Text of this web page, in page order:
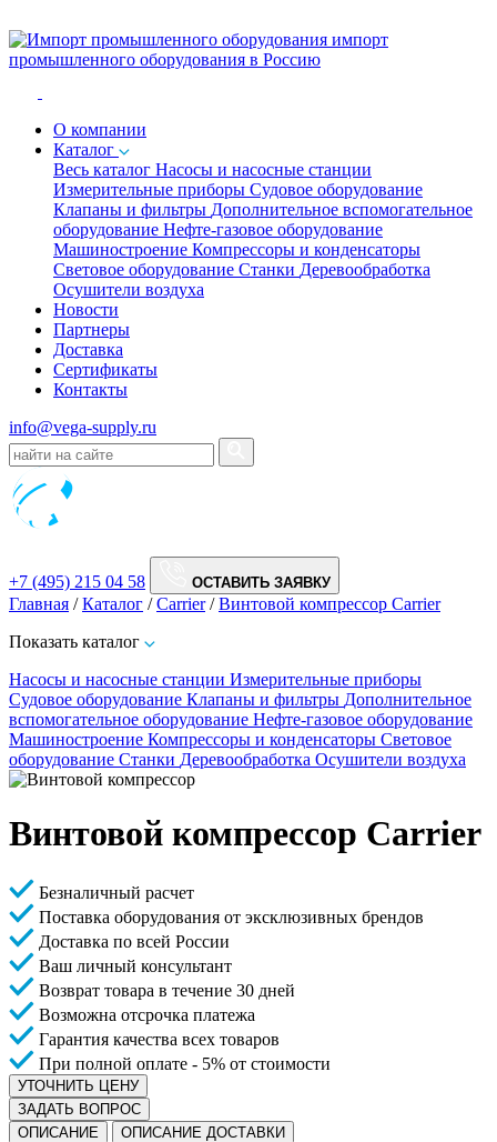
импорт
промышленного оборудования в Россию
O компании
Каталог
Весь каталог Насосы и насосные станции
Измерительные приборы Судовое оборудование
Клапаны и фильтры Дополнительное вспомогательное
оборудование Нефте-газовое оборудование
Машиностроение Компрессоры и конденсаторы
Световое оборудование Станки Деревообработка
Осушители воздуха
Новости
Партнеры
Доставка
Сертификаты
Контакты
info@vega-supply.ru
+7 (495) 215 04 58 ОСТАВИТЬ ЗАЯВКУ
Главная /Каталог /Carrier/Винтовой компрессор Carrier
Показать каталог
Насосы и насосные станции Измерительные приборы
Судовое оборудование Клапаны и фильтры Дополнительное
вспомогательное оборудование Нефте-газовое оборудование
Машиностроение Компрессоры и конденсаторы Световое
оборудование Станки Деревообработка Осушители воздуха
Винтовой компрессор Carrier
Безналичный расчет
Поставка оборудования от эксклюзивных брендов
Доставка по всей России
Ваш личный консультант
Возврат товара в течение 30 дней
Возможна отсрочка платежа
Гарантия качества всех товаров
При полной оплате - 5% от стоимости
УТОЧНИТЬ ЦЕНУ
ЗАДАТЬ ВОПРОС
ОПИСАНИЕ
ОПИСАНИЕ ДОСТАВКИ